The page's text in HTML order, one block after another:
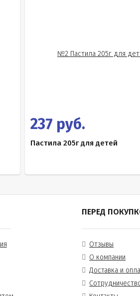
237 руб.
Пастила 205г для детей
ПЕРЕД
Отзывы
О компании
Доставка и